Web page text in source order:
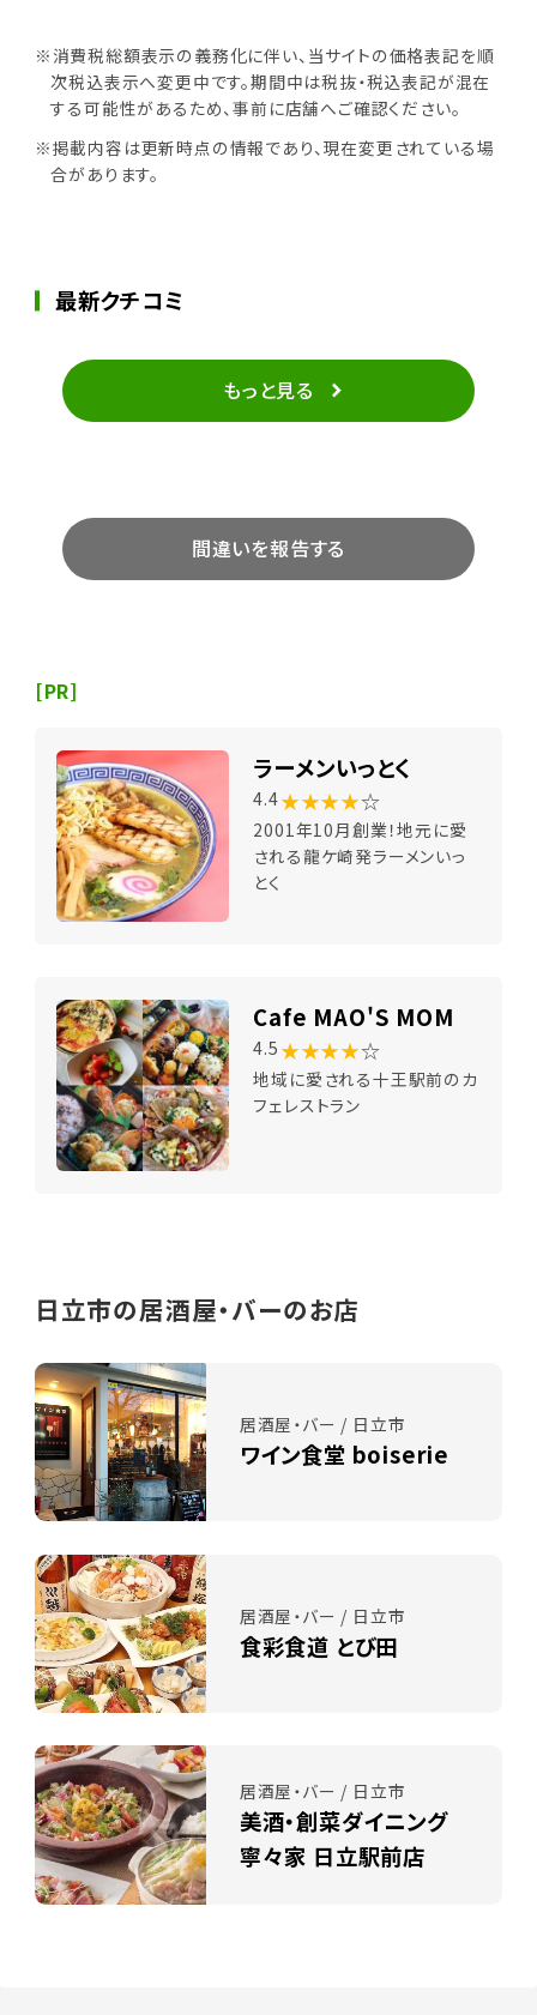
※消費税総額表示の義務化に伴い、当サイトの価格表記を順
次税込表示へ変更中です。期間中は税抜・税込表記が混在
する可能性があるため、事前に店舗へご確認ください。
※掲載内容は更新時点の情報であり、現在変更されている場
合があります。
最新クチコミ
もっと見る
間違いを報告する
[PR]
ラーメンいっとく
4.4★★★★☆
2001年10月創業！地元に愛
される龍ケ崎発ラーメンいっ
とく
Cafe MAO'S MOM
4.5 ★★★★☆
地域に愛される十王駅前のカ
フェレストラン
日立市の居酒屋・バーのお店
居酒屋・バー / 日立市
ワイン食堂 boiserie
居酒屋・バー / 日立市
食彩食道 とび田
居酒屋・バー / 日立市
美酒・創菜ダイニング
寧々家 日立駅前店